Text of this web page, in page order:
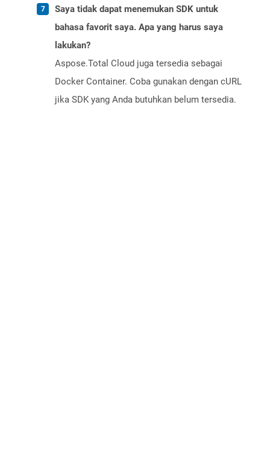
Saya tidak dapat menemukan SDK untuk
bahasa favorit saya. Apa yang harus saya
lakukan?
Aspose.Total Cloud juga tersedia sebagai
Docker Container. Coba gunakan dengan cURL
jika SDK yang Anda butuhkan belum tersedia.